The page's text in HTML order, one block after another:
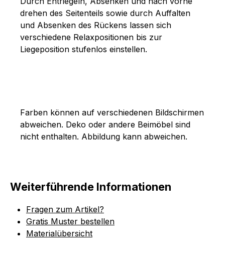
drehen des Seitenteils sowie durch Auffalten
und Absenken des Rückens lassen sich
verschiedene Relaxpositionen bis zur
Liegeposition stufenlos einstellen.
Farben können auf verschiedenen Bildschirmen
abweichen. Deko oder andere Beimöbel sind
nicht enthalten. Abbildung kann abweichen.
Weiterführende Informationen
Fragen zum Artikel?
Gratis Muster bestellen
Materialübersicht